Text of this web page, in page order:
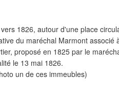
1826, autour d'une place
du maréchal Marmont associé
proposé en 1825 par le
le 13 mai 1826.
un de ces immeubles)